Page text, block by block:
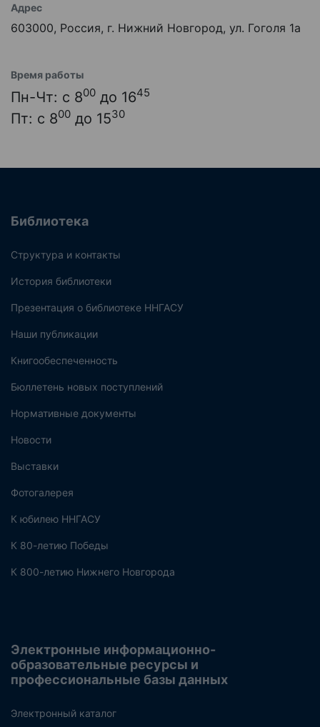
Адрес
603000, Россия, г. Нижний Новгород, ул. Гоголя 1а
Время работы
Пн-Чт: с 800 до 1645
Пт: с 800 до 1530
Библиотека
Структура и контакты
История библиотеки
Презентация о библиотеке ННГАСУ
Наши публикации
Книгообеспеченность
Бюллетень новых поступлений
Нормативные документы
Новости
Выставки
Фотогалерея
К юбилею ННГАСУ
К 80-летию Победы
К 800-летию Нижнего Новгорода
Электронные информационно-
образовательные ресурсы и
профессиональные базы данных
Электронный каталог